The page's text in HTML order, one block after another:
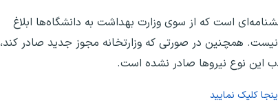
است که از سوی وزارت بهداشت به دانشگاه‌ها ابلاغ
همچنین در صورتی که وزارتخانه مجوز جدید صادر کند،
این نوع نیروها صادر نشده است.
کلیک نمایید